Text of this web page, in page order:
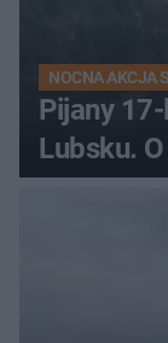
NOCNA AKCJA
Pijany
Lubsku.